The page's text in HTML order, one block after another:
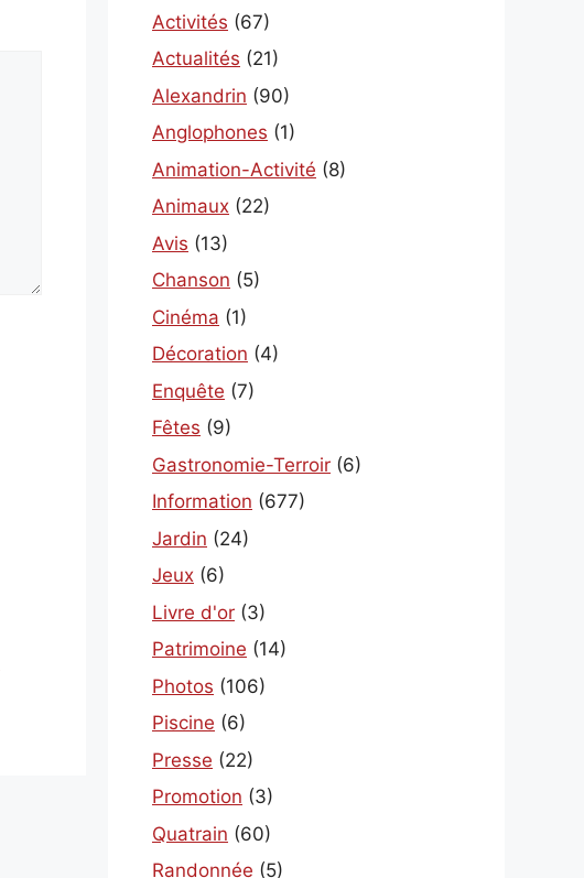
Activités (67)
Actualités (21)
Alexandrin (90)
Anglophones (1)
Animation-Activité (8)
Animaux (22)
Avis (13)
Chanson (5)
Cinéma (1)
Décoration (4)
Enquête (7)
Fêtes (9)
Gastronomie-Terroir (6)
Information (677)
Jardin (24)
Jeux (6)
Livre d'or (3)
Patrimoine (14)
Photos (106)
Piscine (6)
Presse (22)
Promotion (3)
Quatrain (60)
Randonnée (5)